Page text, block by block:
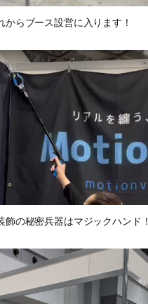
からブース設営に入ります！
飾の秘密兵器はマジックハンド！